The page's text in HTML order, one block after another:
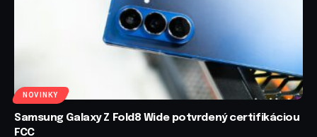
NOVINKY
Samsung Galaxy Z Fold8 Wide potvrdený certifikáciou
FCC